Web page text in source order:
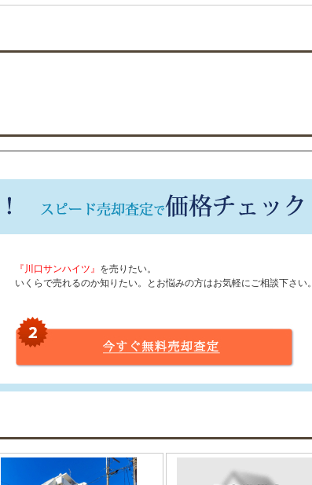
『川口サンハイツ』 を売りたい。
いくらで売れるのか知りたい。とお悩みの方はお気軽にご相談下さい。